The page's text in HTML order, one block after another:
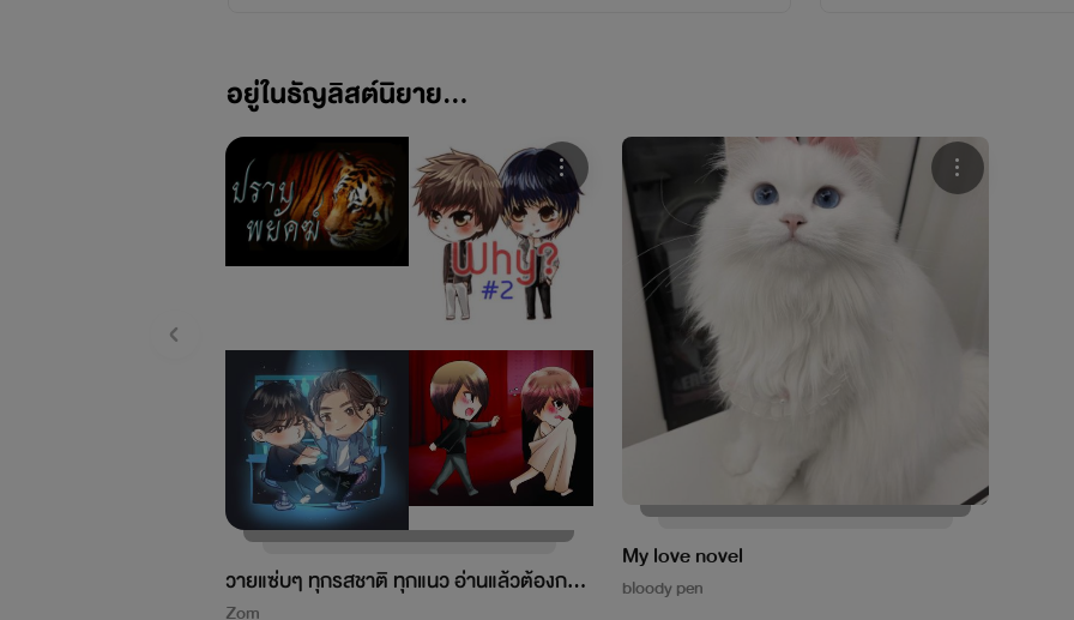
อยู่ในธัญลิสต์นิยาย...
วายแซ่บๆ ทุกรสชาติ ทุกแนว อ่านแล้วต้องกลับ
Zom
My love novel
bloody pen